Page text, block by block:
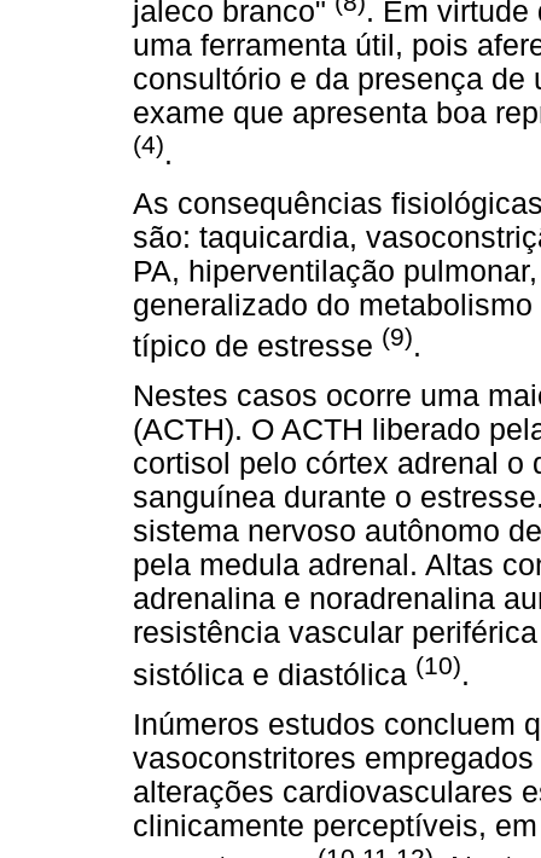
jaleco branco"
. Em virtude
uma ferramenta útil, pois
consultório e da presença
exame que apresenta boa
(4).
As consequências
são: taquicardia,
PA, hiperventilação
generalizado do
típico de estresse (9).
Nestes casos ocorre uma
(ACTH). O ACTH liberado
cortisol pelo córtex adrenal o
sanguínea durante o
sistema nervoso autônomo
pela medula adrenal. Altas
adrenalina e noradrenalina
resistência vascular
sistólica e diastólica (10).
Inúmeros estudos concluem
vasoconstritores
alterações cardiovasculares
clinicamente perceptíveis,